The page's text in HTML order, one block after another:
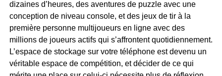
de
liste
grâce
à
son
design
de
dizaines d’heures, des aventures de puzzle avec une
conception de niveau console, et des jeux de tir à la
première personne multijoueurs en ligne avec des
millions de joueurs actifs qui s’affrontent quotidiennement.
L’espace de stockage sur votre téléphone est devenu un
véritable espace de compétition, et décider de ce qui